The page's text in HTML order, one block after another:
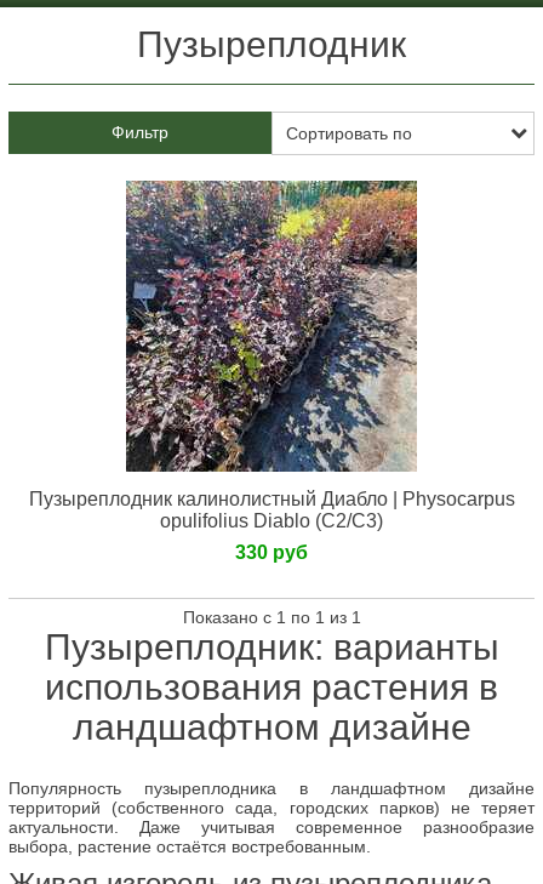
Пузыреплодник
Фильтр
Пузыреплодник калинолистный Диабло | Physocarpus
opulifolius Diablo (С2/С3)
330 руб
Показано с 1 по 1 из 1
Пузыреплодник: варианты
использования растения в
ландшафтном дизайне
Популярность пузыреплодника в ландшафтном дизайне
территорий (собственного сада, городских парков) не теряет
актуальности. Даже учитывая современное разнообразие
выбора, растение остаётся востребованным.